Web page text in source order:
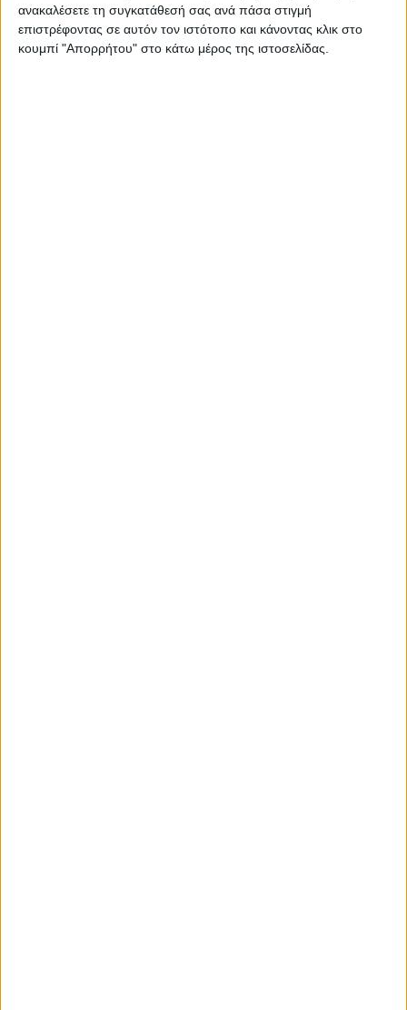
ανακαλέσετε τη συγκατάθεσή σας ανά πάσα στιγμή
επιστρέφοντας σε αυτόν τον ιστότοπο και κάνοντας κλικ στο
κουμπί "Απορρήτου" στο κάτω μέρος της ιστοσελίδας.